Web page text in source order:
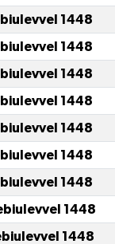
1448
1448
1448
1448
1448
1448
1448
1448
1448